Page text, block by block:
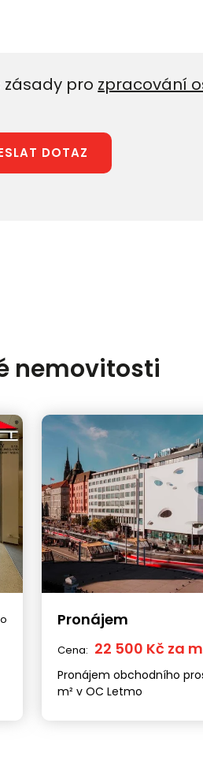
pro zpracování
DOTAZ
nemovitosti
Pronájem
Cena: 22 500 Kč za
Pronájem obchodního
m² v OC Letmo